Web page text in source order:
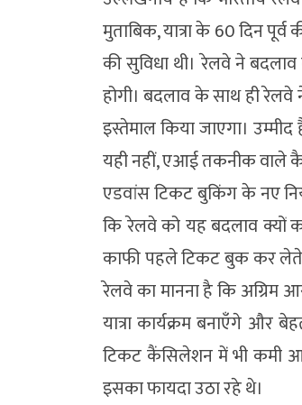
मुताबिक, यात्रा के 60 दिन
की सुविधा थी। रेलवे ने
होगी। बदलाव के साथ ही
इस्तेमाल किया जाएगा।
यही नहीं, एआई तकनीक वाले
एडवांस टिकट बुकिंग के नए
कि रेलवे को यह बदलाव क्यों
काफी पहले टिकट बुक कर लेते
रेलवे का मानना है कि
यात्रा कार्यक्रम बनाएँगे और
टिकट कैंसिलेशन में भी कमी
इसका फायदा उठा रहे थे।